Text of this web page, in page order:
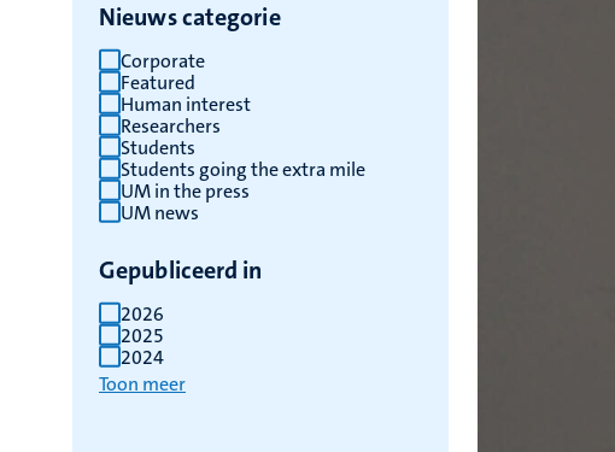
Nieuws categorie
Corporate
Featured
Human interest
Researchers
Students
Students going the extra mile
UM in the press
UM news
Gepubliceerd in
2026
2025
2024
Toon meer